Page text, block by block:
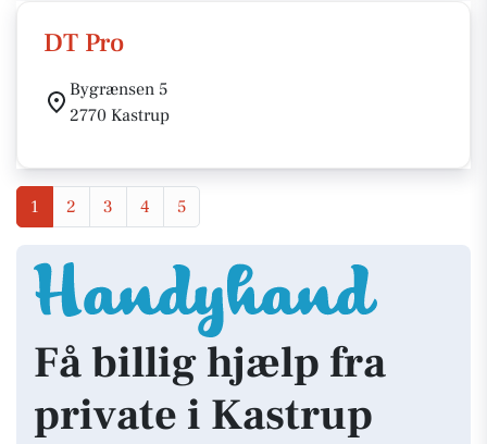
DT Pro
Bygrænsen 5
2770 Kastrup
1 2 3 4 5
Få billig hjælp fra
private i Kastrup